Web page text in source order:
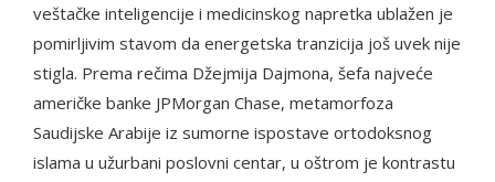
veštačke inteligencije i medicinskog napretka ublažen je
pomirljivim stavom da energetska tranzicija još uvek nije
stigla. Prema rečima Džejmija Dajmona, šefa najveće
američke banke JPMorgan Chase, metamorfoza
Saudijske Arabije iz sumorne ispostave ortodoksnog
islama u užurbani poslovni centar, u oštrom je kontrastu